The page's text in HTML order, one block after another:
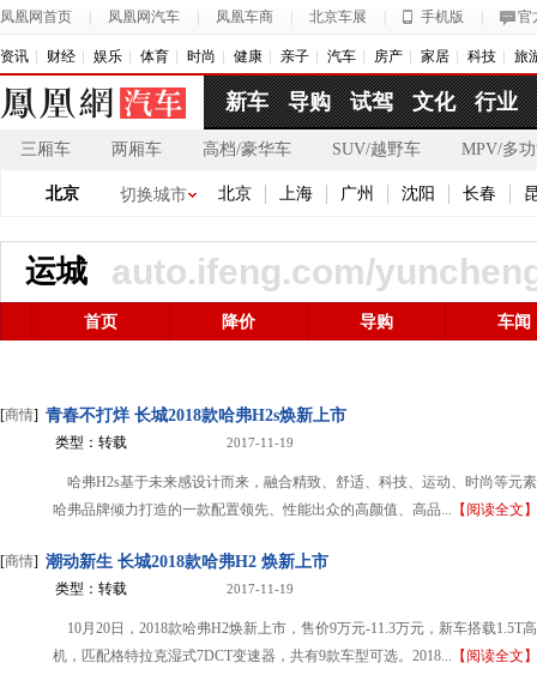
凤凰网首页 凤凰网汽车 凤凰车商 北京车展 手机版 官
资讯 财经 娱乐 体育 时尚 健康 亲子 汽车 房产 家居 科技 旅
新车 导购 试驾 文化 行业
三厢车 两厢车 高档/豪华车 SUV/越野车 MPV/多
北京 切换城市 北京 上海 广州 沈阳 长春
运城 auto.ifeng.com/
首页 降价 导购 车闻
[商情] 青春不打烊 长城2018款哈弗H2s焕新上市
类型：转载 2017-11-19
哈弗H2s基于未来感设计而来，融合精致、舒适、科技、运动、时尚等元
哈弗品牌倾力打造的一款配置领先、性能出众的高颜值、高品... 【阅读全文】
[商情] 潮动新生 长城2018款哈弗H2 焕新上市
类型：转载 2017-11-19
10月20日，2018款哈弗H2焕新上市，售价9万元-11.3万元，新车搭载1.5T
机，匹配格特拉克湿式7DCT变速器，共有9款车型可选。2018... 【阅读全文】